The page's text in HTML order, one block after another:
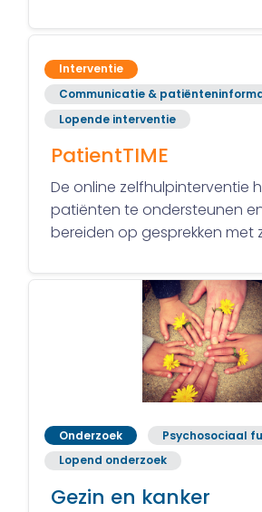
Interventie
Communicatie &
Lopende interventie
PatientTIME
De online zelfhulpinterventie
patiënten te ondersteunen
bereiden op gesprekken met
Onderzoek
Psychosociaal
Lopend onderzoek
Gezin en kanker